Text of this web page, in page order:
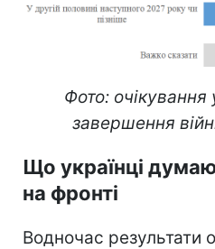
Фото: очікування
завершення
Що українці
на фронті
Водночас результати